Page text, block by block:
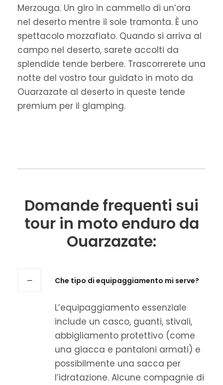
Merzouga. Un giro in cammello di un’ora
nel deserto mentre il sole tramonta. È uno
spettacolo mozzafiato. Quando si arriva al
campo nel deserto, sarete accolti da
splendide tende berbere. Trascorrerete una
notte del vostro tour guidato in moto da
Ouarzazate al deserto in queste tende
premium per il glamping.
Domande frequenti sui
tour in moto enduro da
Ouarzazate:
Che tipo di equipaggiamento mi serve?
L’equipaggiamento essenziale
include un casco, guanti, stivali,
abbigliamento protettivo (come
una giacca e pantaloni armati) e
possibilmente una sacca per
l’idratazione. Alcune compagnie di